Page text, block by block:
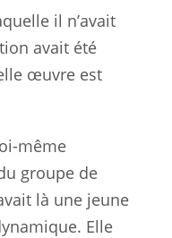
il n’avait
avait été
œuvre est
même
groupe de
là une jeune
Elle